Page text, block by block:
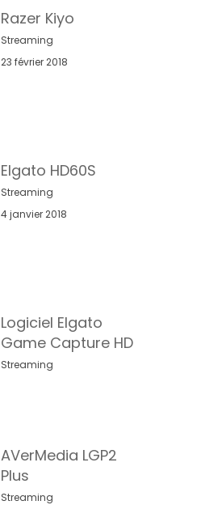
Razer Kiyo
Streaming
23 février 2018
Elgato HD60S
Streaming
4 janvier 2018
Logiciel Elgato
Game Capture HD
Streaming
AVerMedia LGP2
Plus
Streaming